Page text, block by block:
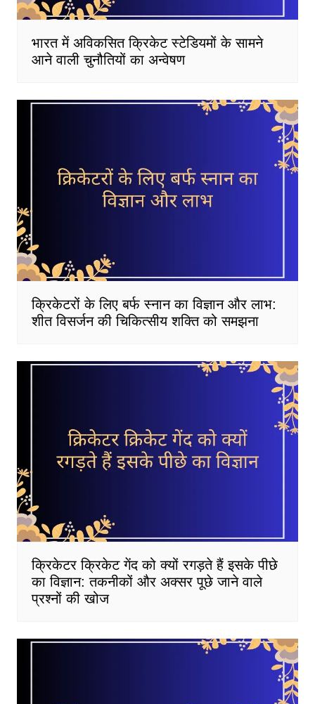
भारत में अविकसित क्रिकेट स्टेडियमों के सामने
आने वाली चुनौतियों का अन्वेषण
क्रिकेटरों के लिए बर्फ स्नान का विज्ञान और लाभ:
शीत विसर्जन की चिकित्सीय शक्ति को समझना
क्रिकेटर क्रिकेट गेंद को क्यों रगड़ते हैं इसके पीछे
का विज्ञान: तकनीकों और अक्सर पूछे जाने वाले
प्रश्नों की खोज